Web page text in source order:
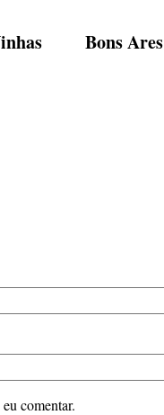
Bons Ares
comentar.